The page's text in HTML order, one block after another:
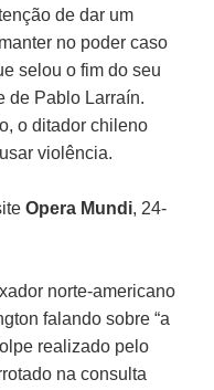
de dar um
no poder caso
selou o fim do seu
de Pablo Larraín.
o ditador chileno
violência.
Opera Mundi, 24-
norte-americano
falando sobre “a
realizado pelo
na consulta